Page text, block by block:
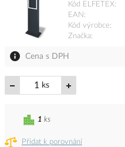
Kód ELFETEX
EAN
Kód výrobce
Značka
Cena s DPH
ks
Přidat k porovnání
1 ks